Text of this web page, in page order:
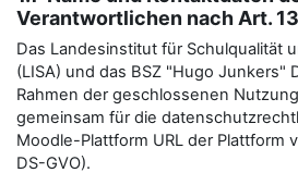
Verantwortlichen nach Art.
Das Landesinstitut für Schulqualität
(LISA) und das BSZ "Hugo Junkers"
Rahmen der geschlossenen
gemeinsam für die
Moodle-Plattform URL der Plattform
DS-GVO).